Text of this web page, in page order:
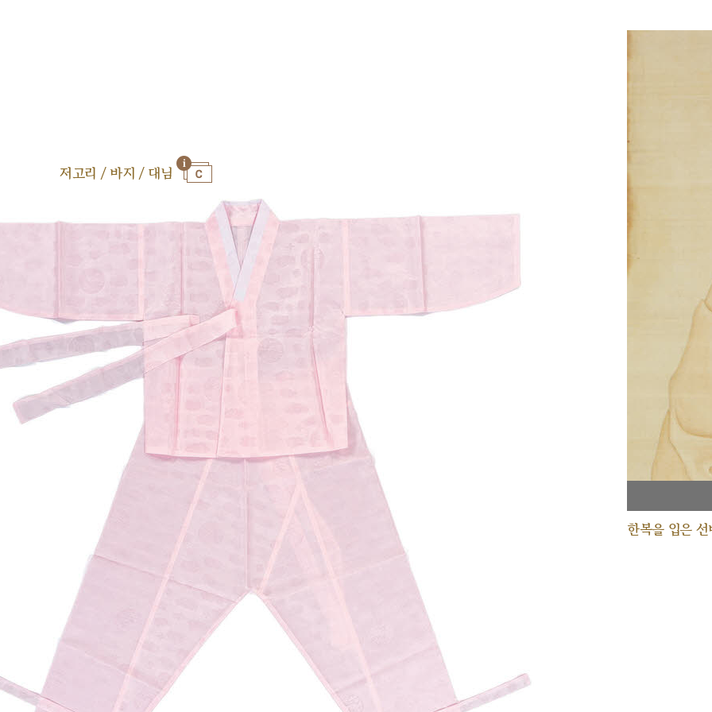
저고리 / 바지 / 대님
한복을 입은